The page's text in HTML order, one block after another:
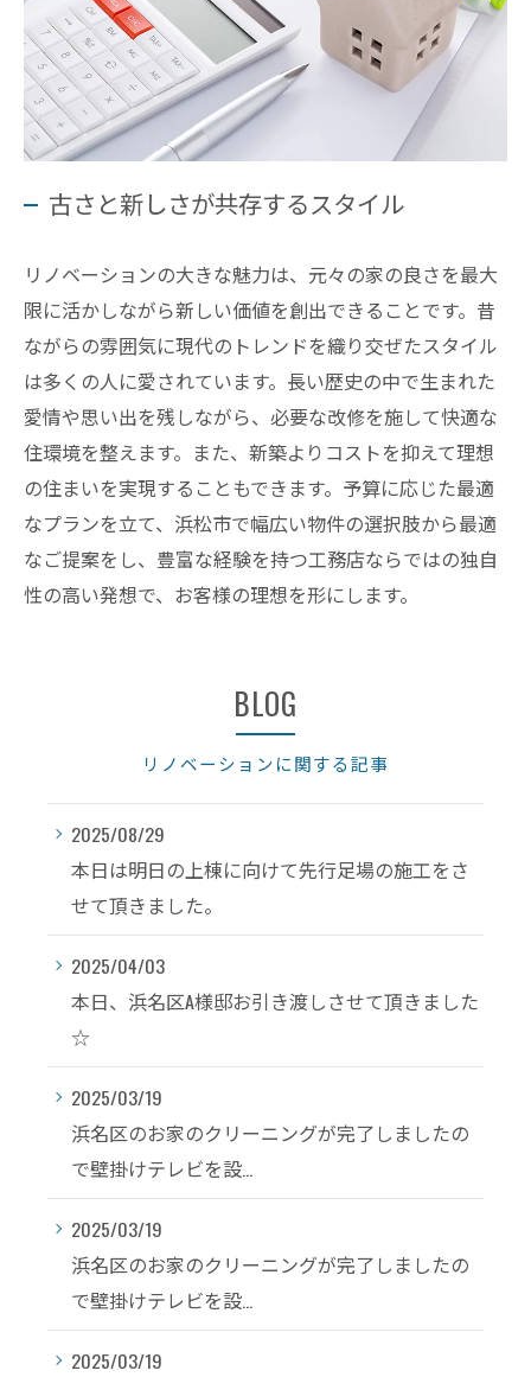
古さと新しさが共存するスタイル
リノベーションの大きな魅力は、元々の家の良さを最大
限に活かしながら新しい価値を創出できることです。昔
ながらの雰囲気に現代のトレンドを織り交ぜたスタイル
は多くの人に愛されています。長い歴史の中で生まれた
愛情や思い出を残しながら、必要な改修を施して快適な
住環境を整えます。また、新築よりコストを抑えて理想
の住まいを実現することもできます。予算に応じた最適
なプランを立て、浜松市で幅広い物件の選択肢から最適
なご提案をし、豊富な経験を持つ工務店ならではの独自
性の高い発想で、お客様の理想を形にします。
BLOG
リノベーションに関する記事
2025/08/29
本日は明日の上棟に向けて先行足場の施工をさ
せて頂きました。
2025/04/03
本日、浜名区A様邸お引き渡しさせて頂きました
☆
2025/03/19
浜名区のお家のクリーニングが完了しましたの
で壁掛けテレビを設...
2025/03/19
浜名区のお家のクリーニングが完了しましたの
で壁掛けテレビを設...
2025/03/19